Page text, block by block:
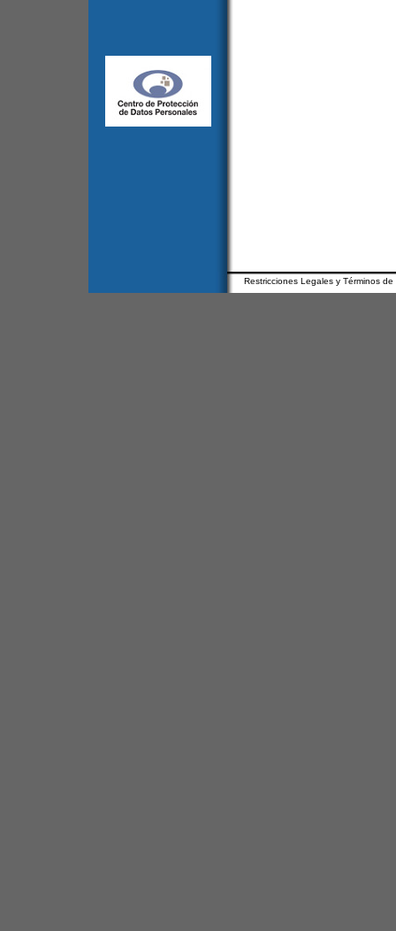
Restricciones Legales y Términos de